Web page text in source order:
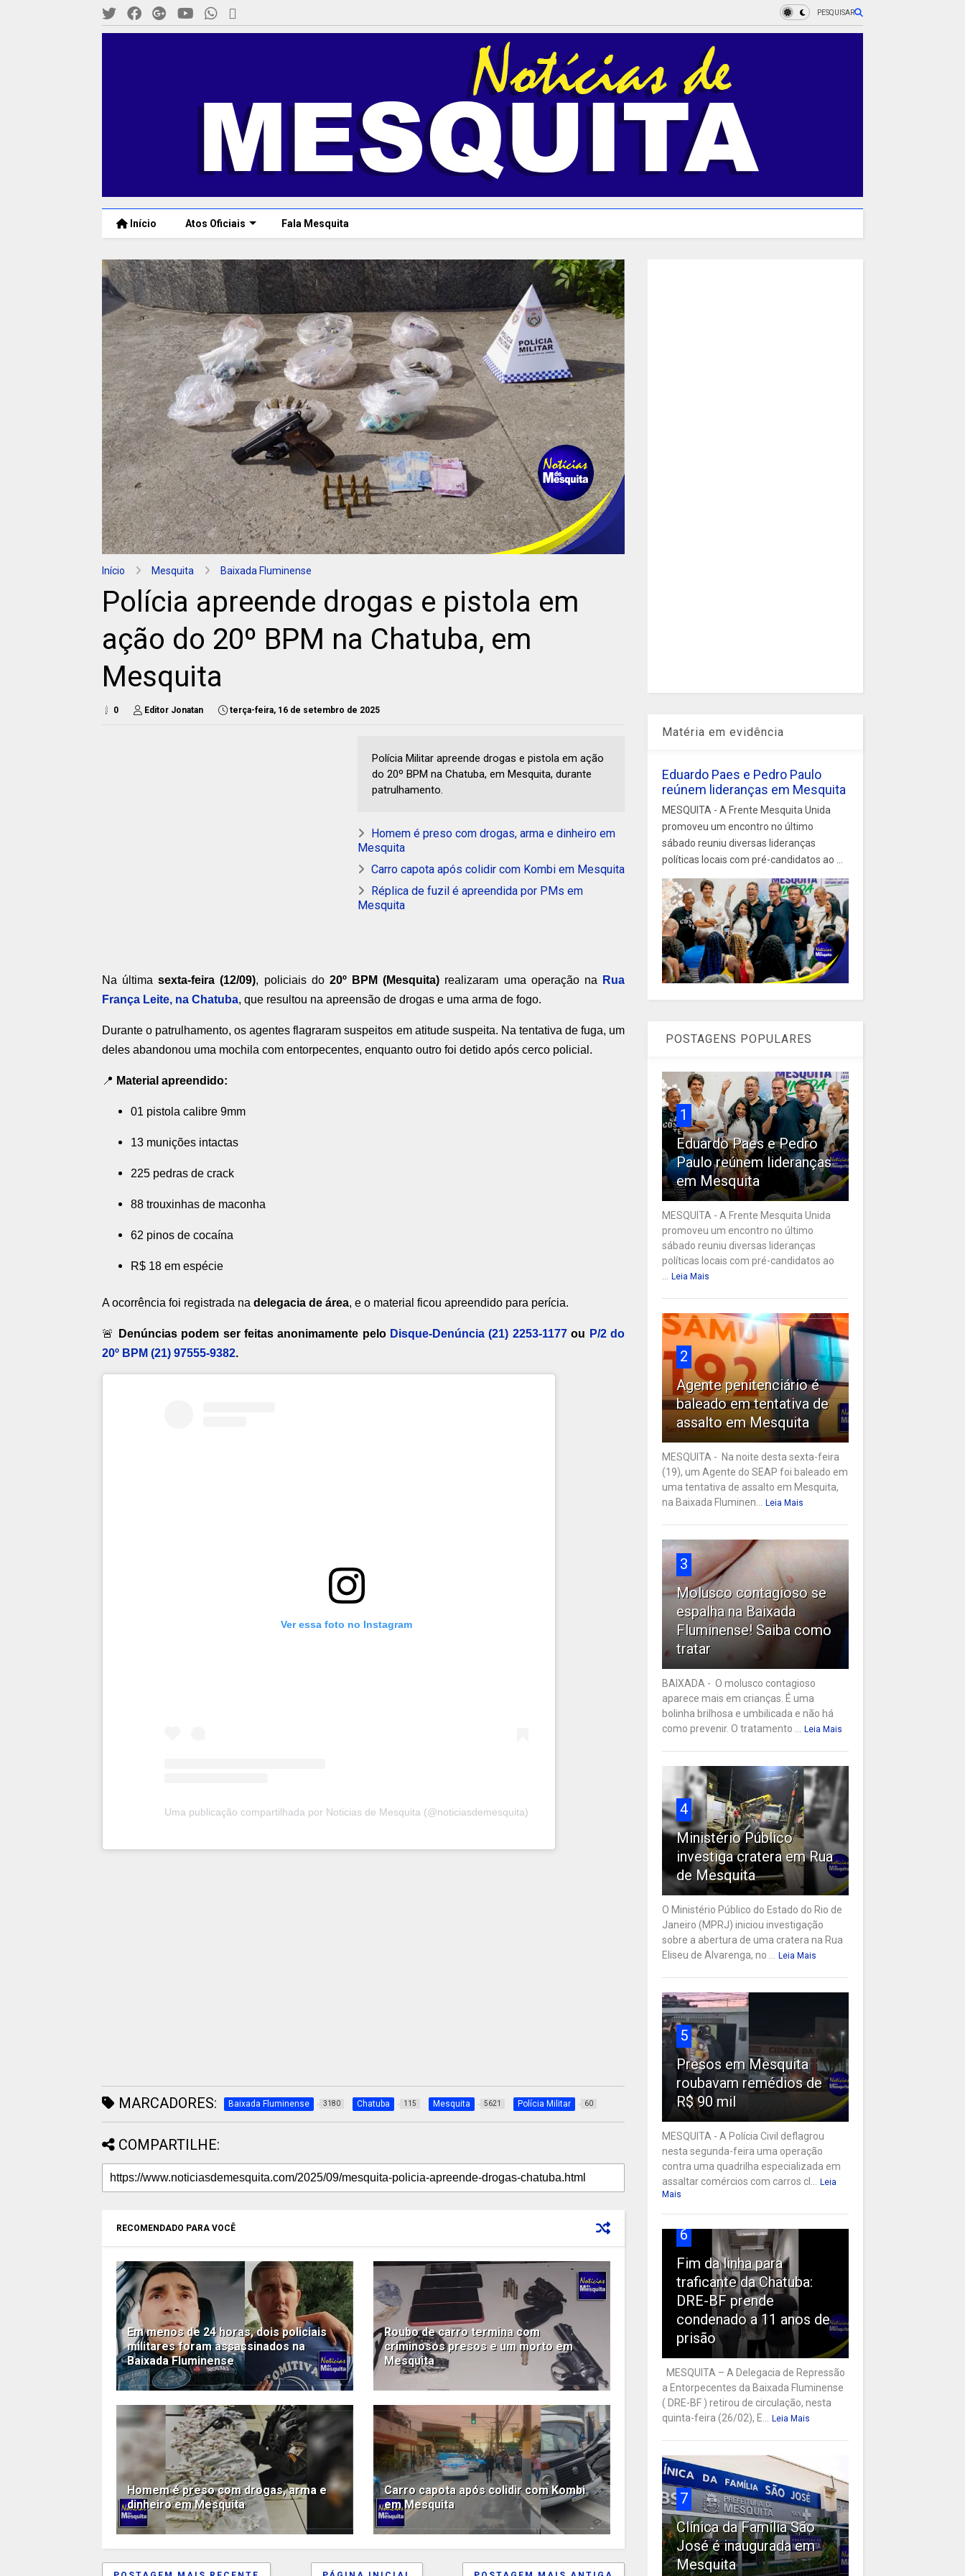
PESQUISAR
Início Atos Oficiais Fala Mesquita
Início Mesquita Baixada Fluminense
Polícia apreende drogas e pistola em
ação do 20º BPM na Chatuba, em
Mesquita
0 Editor Jonatan terça-feira, 16 de setembro de 2025
Polícia Militar apreende drogas e pistola em ação
do 20º BPM na Chatuba, em Mesquita, durante
patrulhamento.
Homem é preso com drogas, arma e dinheiro em
Mesquita
Carro capota após colidir com Kombi em Mesquita
Réplica de fuzil é apreendida por PMs em
Mesquita
Na últimasexta-feira (12/09), policiais do 20º BPM (Mesquita) realizaram uma operação na
Rua
França Leite, na Chatuba, que resultou na apreensão de drogas e uma arma de fogo.
Durante o patrulhamento, os agentes flagraram suspeitos em atitude suspeita. Na tentativa de fuga, um
deles abandonou uma mochila com entorpecentes, enquanto outro foi detido após cerco policial.
📍 Material apreendido:
01 pistola calibre 9mm
13 munições intactas
225 pedras de crack
88 trouxinhas de maconha
62 pinos de cocaína
R$ 18 em espécie
A ocorrência foi registrada na delegacia de área, e o material ficou apreendido para perícia.
🚨 Denúncias podem ser feitas anonimamente pelo Disque-Denúncia (21) 2253-1177ou P/2 do
20º BPM (21) 97555-9382.
Ver essa foto no Instagram
Uma publicação compartilhada por Noticias de Mesquita (@noticiasdemesquita)
MARCADORES: Baixada Fluminense 3180 Chatuba 115 Mesquita 5621 Polícia Militar 60
COMPARTILHE:
RECOMENDADO PARA VOCÊ
Em menos de 24 horas, dois policiais
militares foram assassinados na
Baixada Fluminense
Roubo de carro termina com
criminosos presos e um morto em
Mesquita
Homem é preso com drogas, arma e
dinheiro em Mesquita
Carro capota após colidir com Kombi
em Mesquita
Matéria em evidência
Eduardo Paes e Pedro Paulo
reúnem lideranças em Mesquita
MESQUITA - A Frente Mesquita Unida
promoveu um encontro no último
sábado reuniu diversas lideranças
políticas locais com pré-candidatos ao ...
POSTAGENS POPULARES
1
Eduardo Paes e Pedro
Paulo reúnem lideranças
em Mesquita
MESQUITA - A Frente Mesquita Unida
promoveu um encontro no último
sábado reuniu diversas lideranças
políticas locais com pré-candidatos ao
... Leia Mais
2
Agente penitenciário é
baleado em tentativa de
assalto em Mesquita
MESQUITA - Na noite desta sexta-feira
(19), um Agente do SEAP foi baleado em
uma tentativa de assalto em Mesquita,
na Baixada Fluminen... Leia Mais
3
Molusco contagioso se
espalha na Baixada
Fluminense! Saiba como
tratar
BAIXADA - O molusco contagioso
aparece mais em crianças. É uma
bolinha brilhosa e umbilicada e não há
como prevenir. O tratamento ... Leia Mais
4
Ministério Público
investiga cratera em Rua
de Mesquita
O Ministério Público do Estado do Rio de
Janeiro (MPRJ) iniciou investigação
sobre a abertura de uma cratera na Rua
Eliseu de Alvarenga, no ... Leia Mais
5
Presos em Mesquita
roubavam remédios de
R$ 90 mil
MESQUITA - A Polícia Civil deflagrou
nesta segunda-feira uma operação
contra uma quadrilha especializada em
assaltar comércios com carros cl... Leia
Mais
6
Fim da linha para
traficante da Chatuba:
DRE-BF prende
condenado a 11 anos de
prisão
MESQUITA – A Delegacia de Repressão
a Entorpecentes da Baixada Fluminense
( DRE-BF ) retirou de circulação, nesta
quinta-feira (26/02), E... Leia Mais
7
Clínica da Família São
José é inaugurada em
Mesquita